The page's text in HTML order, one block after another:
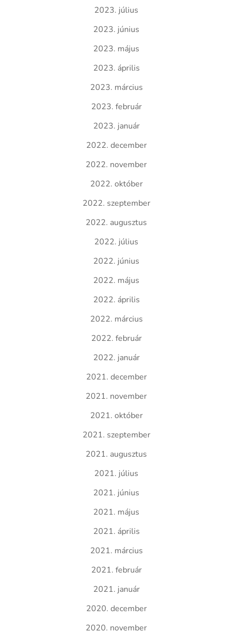
2023. július
2023. június
2023. május
2023. április
2023. március
2023. február
2023. január
2022. december
2022. november
2022. október
2022. szeptember
2022. augusztus
2022. július
2022. június
2022. május
2022. április
2022. március
2022. február
2022. január
2021. december
2021. november
2021. október
2021. szeptember
2021. augusztus
2021. július
2021. június
2021. május
2021. április
2021. március
2021. február
2021. január
2020. december
2020. november